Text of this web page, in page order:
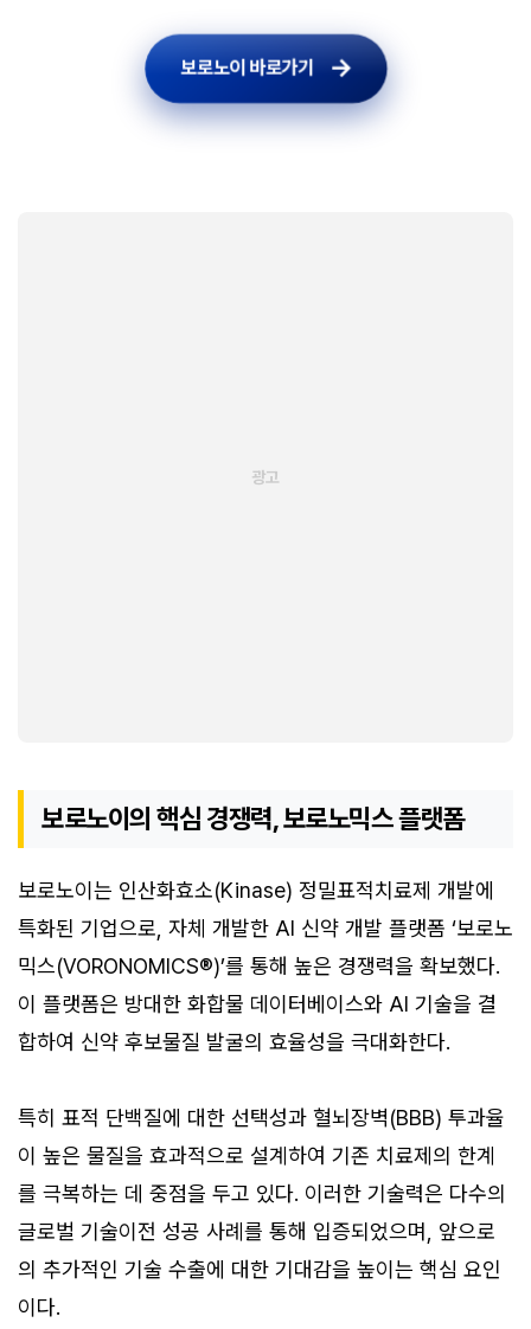
보로노이 바로가기
보로노이 바로가기
보로노이의 핵심 경쟁력, 보로노믹스 플랫폼
보로노이는 인산화효소(Kinase) 정밀표적치료제 개발에
특화된 기업으로, 자체 개발한 AI 신약 개발 플랫폼 ‘보로노
믹스(VORONOMICS®)’를 통해 높은 경쟁력을 확보했다.
이 플랫폼은 방대한 화합물 데이터베이스와 AI 기술을 결
합하여 신약 후보물질 발굴의 효율성을 극대화한다.
특히 표적 단백질에 대한 선택성과 혈뇌장벽(BBB) 투과율
이 높은 물질을 효과적으로 설계하여 기존 치료제의 한계
를 극복하는 데 중점을 두고 있다. 이러한 기술력은 다수의
글로벌 기술이전 성공 사례를 통해 입증되었으며, 앞으로
의 추가적인 기술 수출에 대한 기대감을 높이는 핵심 요인
이다.